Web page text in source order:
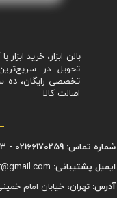
تحویل در
تخصصی رایگان،
اصالت کالا
شماره تماس: 02166170259 - 09122951623
ایمیل پشتیبانی:
آدرس: تهران، خیابان امام